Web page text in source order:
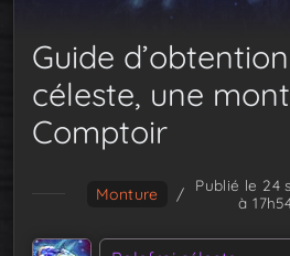
Guide
céleste, une
Comptoir
Monture /
Publié le 24
à